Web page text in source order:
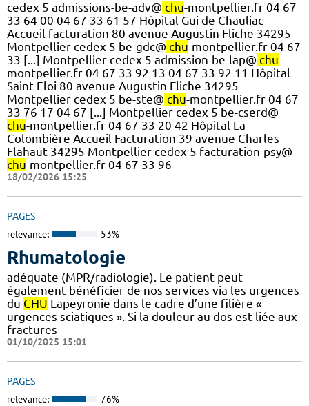
cedex 5 admissions-be-adv@ chu-montpellier.fr 04 67
33 64 00 04 67 33 61 57 Hôpital Gui de Chauliac
Accueil facturation 80 avenue Augustin Fliche 34295
Montpellier cedex 5 be-gdc@ chu-montpellier.fr 04 67
33 [...] Montpellier cedex 5 admission-be-lap@ chu-
montpellier.fr 04 67 33 92 13 04 67 33 92 11 Hôpital
Saint Eloi 80 avenue Augustin Fliche 34295
Montpellier cedex 5 be-ste@ chu-montpellier.fr 04 67
33 76 17 04 67 [...] Montpellier cedex 5 be-cserd@
chu-montpellier.fr 04 67 33 20 42 Hôpital La
Colombière Accueil Facturation 39 avenue Charles
Flahaut 34295 Montpellier cedex 5 facturation-psy@
chu-montpellier.fr 04 67 33 96
18/02/2026 15:25
PAGES
relevance: 53%
Rhumatologie
adéquate (MPR/radiologie). Le patient peut
également bénéficier de nos services via les urgences
du CHU Lapeyronie dans le cadre d’une filière «
urgences sciatiques ». Si la douleur au dos est liée aux
fractures
01/10/2025 15:01
PAGES
relevance: 76%